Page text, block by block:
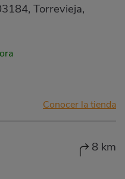
Torrevieja,
Conocer la tienda
8 km